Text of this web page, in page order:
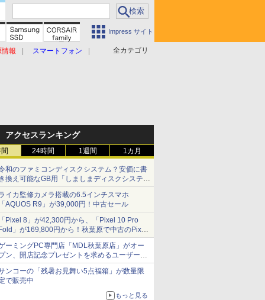
Impress サイト
全カテゴリ
情報 スマートフォン
アクセスランキング
24時間 1週間 1カ月
和のファミコンディスクシステム？安価に書
換え可能なGB用「しましまディスクシステ
」
イカ監修カメラ搭載の6.5インチスマホ
AQUOS R9」が39,000円！中古セール
Pixel 8」が42,300円から、「Pixel 10 Pro
」が169,800円から！秋葉原で中古のPixel
リーズがお買い得
ーミングPC専門店「MDL秋葉原店」がオー
ン、開店記念プレゼントを求めるユーザーが
し寄せ長蛇の列に
ンコーの「残暑お見舞い5点福箱」が数量限
で販売中
もっと見る